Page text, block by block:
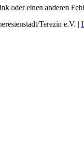
oder einen anderen
Terezín e.V. |